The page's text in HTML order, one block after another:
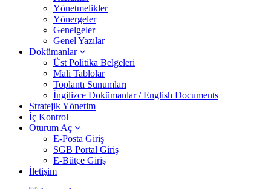
Yönetmelikler
Yönergeler
Genelgeler
Genel Yazılar
Dokümanlar
Üst Politika Belgeleri
Mali Tablolar
Toplantı Sunumları
İngilizce Dokümanlar / English Documents
Stratejik Yönetim
İç Kontrol
Oturum Aç
E-Posta Giriş
SGB Portal Giriş
E-Bütçe Giriş
İletişim